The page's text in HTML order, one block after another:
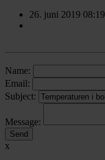
26. juni 2019 08:19
Name:
Email:
Subject:
Message:
x